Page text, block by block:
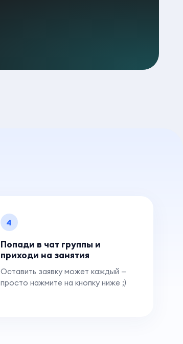
4
Попади в чат группы и
приходи на занятия
Оставить заявку может каждый —
просто нажмите на кнопку ниже ;)